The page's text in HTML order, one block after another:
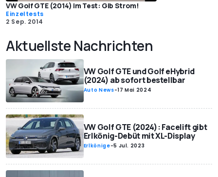
VW Golf GTE (2014) im Test: Gib Strom!
Einzeltests
2 Sep. 2014
Aktuellste Nachrichten
VW Golf GTE und Golf eHybrid
(2024) ab sofort bestellbar
Auto News-17 Mai 2024
VW Golf GTE (2024): Facelift gibt
Erlkönig-Debüt mit XL-Display
Erlkönige-5 Jul. 2023